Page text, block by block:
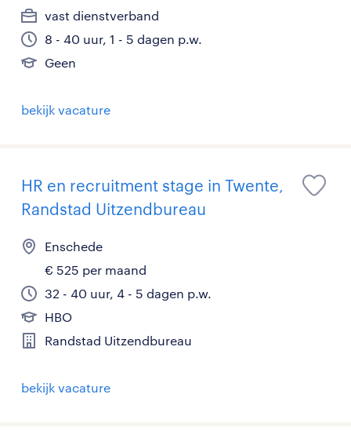
vast dienstverband
8 - 40 uur, 1 - 5 dagen p.w.
Geen
bekijk vacature
HR en recruitment stage in Twente,
Randstad Uitzendbureau
Enschede
€ 525 per maand
32 - 40 uur, 4 - 5 dagen p.w.
HBO
Randstad Uitzendbureau
bekijk vacature